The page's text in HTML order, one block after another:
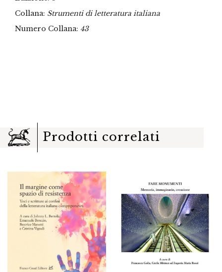
Collana: Strumenti di letteratura italiana
Numero Collana: 43
Prodotti correlati